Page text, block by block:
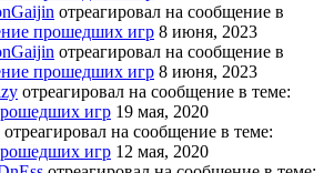
отреагировал на сообщение в
прошедших игр 8 июня, 2023
отреагировал на сообщение в
прошедших игр 8 июня, 2023
отреагировал на сообщение в теме:
игр 19 мая, 2020
отреагировал на сообщение в теме:
игр 12 мая, 2020